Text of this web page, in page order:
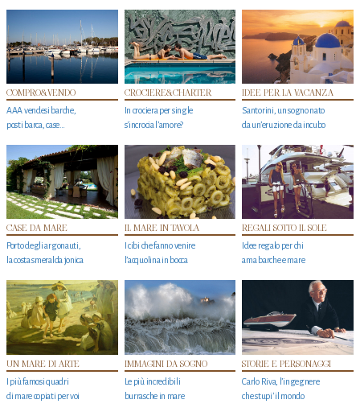
COMPRO&VENDO
AAA vendesi barche,
posti barca, case…
CROCIERE&CHARTER
In crociera per single
s'incrocia l’amore?
IDEE PER LA VACANZA
Santorini, un sogno nato
da un’eruzione da incubo
CASE DA MARE
Porto degli argonauti,
la costa smeralda jonica
IL MARE IN TAVOLA
I cibi che fanno venire
l’acquolina in bocca
REGALI SOTTO IL SOLE
Idee regalo per chi
ama barche e mare
UN MARE DI ARTE
I più famosi quadri
di mare copiati per voi
IMMAGINI DA SOGNO
Le più incredibili
burrasche in mare
STORIE E PERSONAGGI
Carlo Riva, l’ingegnere
che stupi' il mondo